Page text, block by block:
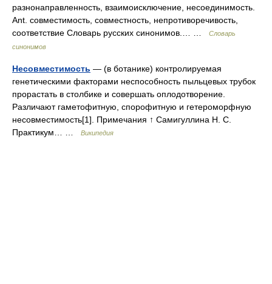
разнонаправленность, взаимоисключение, несоединимость.
Ant. совместимость, совместность, непротиворечивость,
соответствие Словарь русских синонимов.… …
Словарь
синонимов
Несовместимость — (в ботанике) контролируемая
генетическими факторами неспособность пыльцевых трубок
прорастать в столбике и совершать оплодотворение.
Различают гаметофитную, спорофитную и гетероморфную
несовместимость[1]. Примечания ↑ Самигуллина Н. С.
Практикум… …
Википедия